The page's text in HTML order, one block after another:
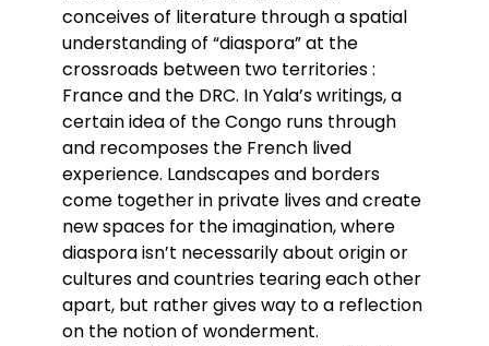
conceives of literature through a spatial
understanding of “diaspora” at the
crossroads between two territories :
France and the DRC. In Yala’s writings, a
certain idea of the Congo runs through
and recomposes the French lived
experience. Landscapes and borders
come together in private lives and create
new spaces for the imagination, where
diaspora isn’t necessarily about origin or
cultures and countries tearing each other
apart, but rather gives way to a reflection
on the notion of wonderment.